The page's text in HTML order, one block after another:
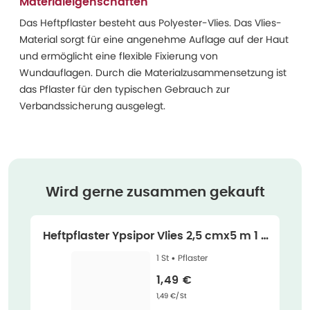
Das Heftpflaster besteht aus Polyester-Vlies. Das Vlies-
Material sorgt für eine angenehme Auflage auf der Haut
und ermöglicht eine flexible Fixierung von
Wundauflagen. Durch die Materialzusammensetzung ist
das Pflaster für den typischen Gebrauch zur
Verbandssicherung ausgelegt.
Wird gerne zusammen gekauft
Heftpflaster Ypsipor Vlies 2,5 cmx5 m 1 S
t1 St • Pflaster
Verkaufspreis
1,49 €
Grundpreis
1,49 €/St